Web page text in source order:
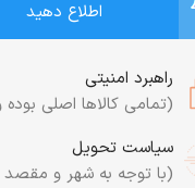
اطلاع دهید
راهبرد امنیتی
(تمامی کالاها اصلی
سیاست تحویل
(با توجه به شهر و مقصد